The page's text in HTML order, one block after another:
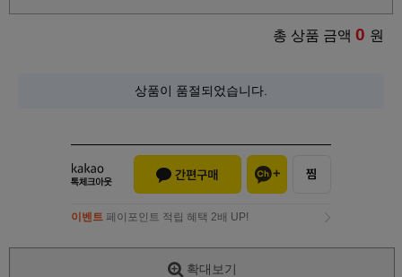
총 상품 금액 0 원
상품이 품절되었습니다.
이벤트 페이포인트 적립 혜택 2배 UP!
확대보기